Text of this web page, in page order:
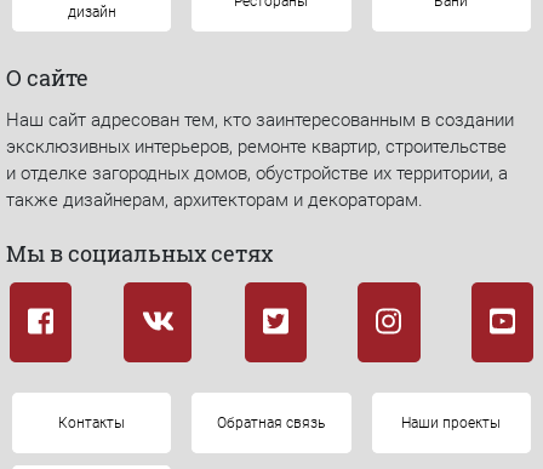
дизайн
О сайте
Наш сайт адресован тем, кто заинтересованным в создании
эксклюзивных интерьеров, ремонте квартир, строительстве
и отделке загородных домов, обустройстве их территории, а
также дизайнерам, архитекторам и декораторам.
Мы в социальных сетях
Контакты Обратная связь Наши проекты